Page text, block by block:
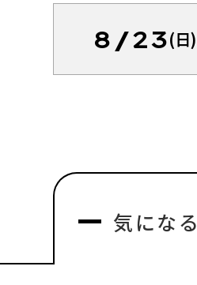
8/23(日)
気になる